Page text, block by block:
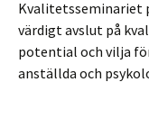
Kvalitetsseminariet
värdigt avslut på
potential och vilja
anställda och